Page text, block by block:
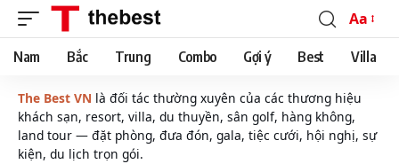
Font
Resizer
Aa
Nam Bắc Trung Combo Gợi ý Best Villa
The Best VN là đối tác thường xuyên của các thương hiệu
khách sạn, resort, villa, du thuyền, sân golf, hàng không,
land tour — đặt phòng, đưa đón, gala, tiệc cưới, hội nghị, sự
kiện, du lịch trọn gói.